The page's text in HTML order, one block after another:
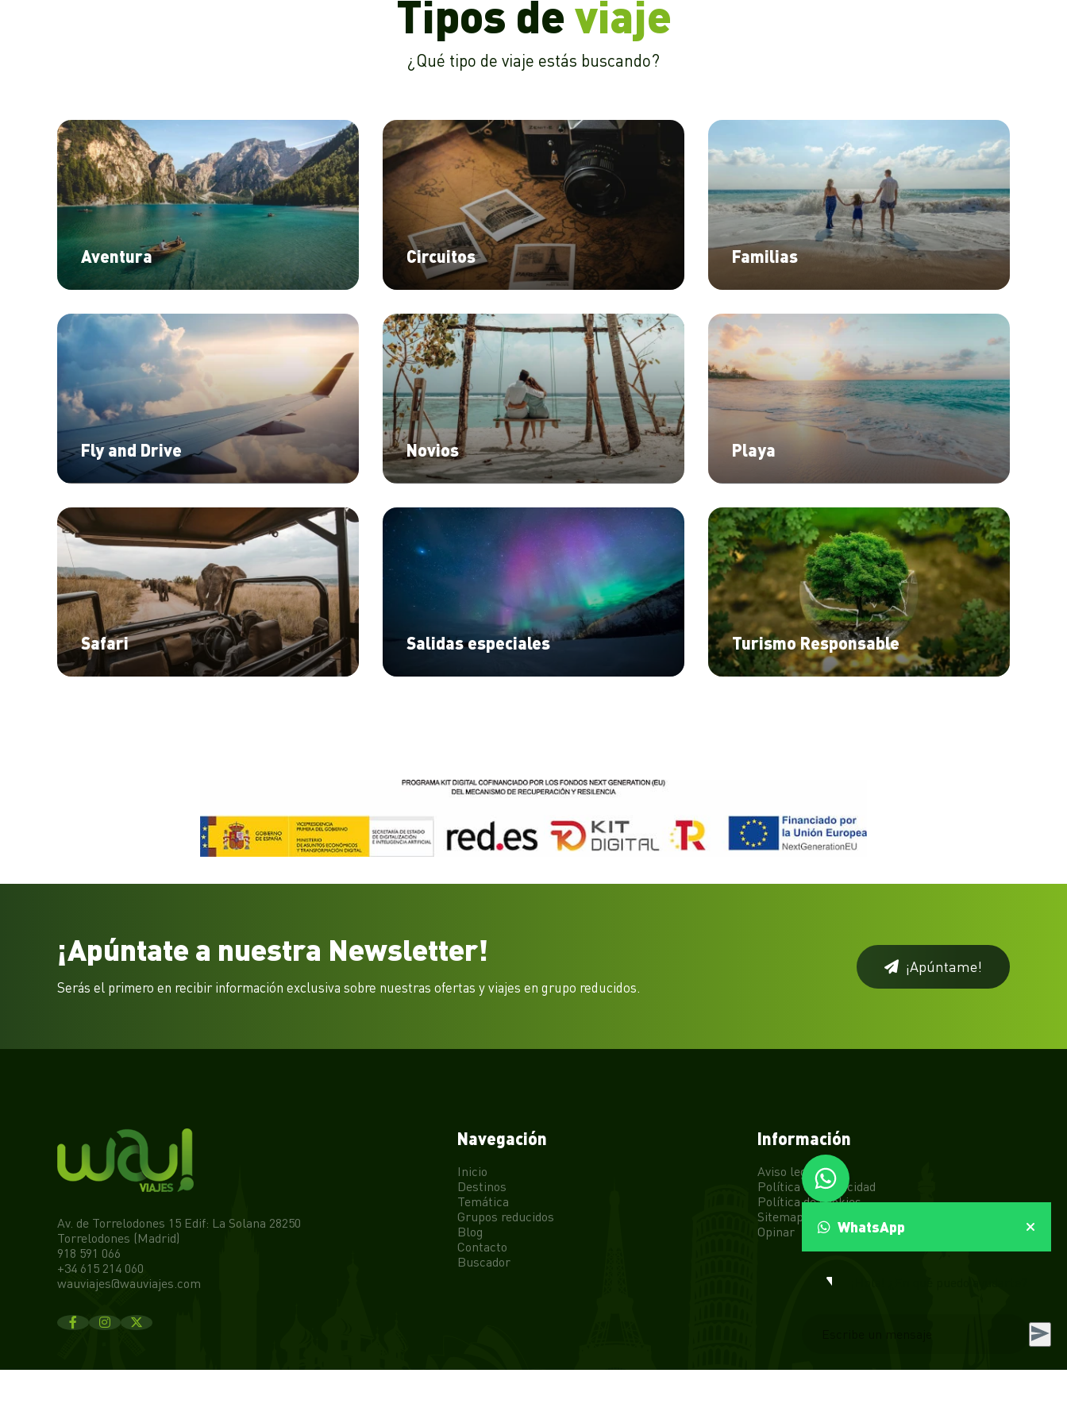
Tipos de viaje
¿Qué tipo de viaje estás buscando?
Aventura Circuitos Familias
Fly and Drive Novios Playa
Safari Salidas especiales Turismo Responsable
¡Apúntate a nuestra Newsletter!
Serás el primero en recibir información exclusiva sobre nuestras ofertas y viajes en grupo reducidos.
¡Apúntame!
Av. de Torrelodones 15 Edif: La Solana 28250
Torrelodones (Madrid)
918 591 066
+34 615 214 060
wauviajes@wauviajes.com
Navegación
Inicio
Destinos
Temática
Grupos reducidos
Blog
Contacto
Buscador
Información
Aviso legal
Política de privacidad
Política de cookies
Sitemap
Opinar
WhatsApp